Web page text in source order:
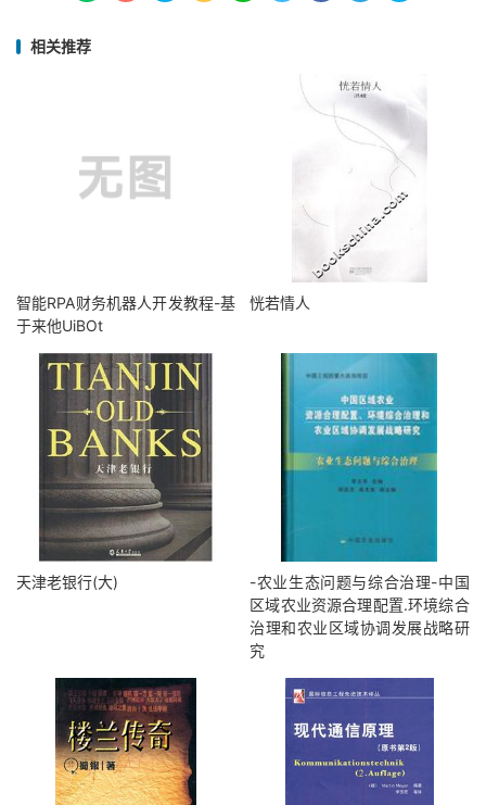
相关推荐
智能RPA财务机器人开发教程-基
于来他UiBOt
恍若情人
天津老银行(大)
-农业生态问题与综合治理-中国
区域农业资源合理配置.环境综合
治理和农业区域协调发展战略研
究